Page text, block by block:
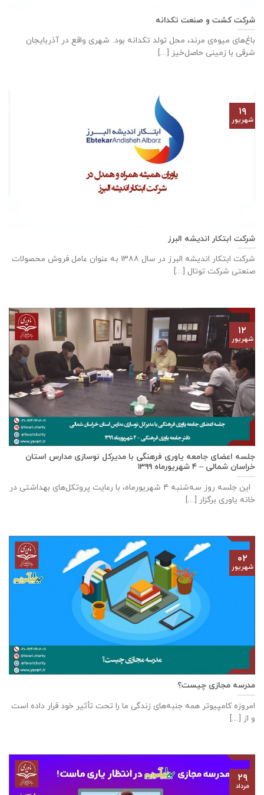
شرکت کشت و صنعت تکدانه
باغ‌های میوه‌ی مرند، محل تولد تکدانه بود. شهری واقع در آذربایجان
شرقی با زمینی حاصل‌خیز [...]
شرکت ابتکار اندیشه البرز
شركت ابتكار اندیشه البرز در سال ١٣٨٨ به عنوان عامل فروش محصولات
صنعتی شركت توتال [...]
۱۹
شهریور
جلسه اعضای جامعه ياوری فرهنگی با مدیركل نوسازی مدارس استان
خراسان شمالی – ٤ شهریورماه ۱۳۹۹
این جلسه روز سه‌‌شنبه ٤ شهریورماه، با رعایت پروتکل‌های بهداشتی در
خانه ياوری برگزار [...]
۱۲
شهریور
مدرسه مجازی چیست؟
امروزه کامپیوتر همه جنبه‌های زندگی ما را تحت تأثیر خود قرار داده است
و از [...]
۰۲
شهریور
۲۹
مرداد